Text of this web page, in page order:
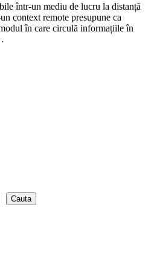
într-un mediu de lucru la distanță
context remote presupune ca
în care circulă informațiile în
Cauta